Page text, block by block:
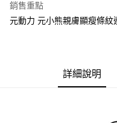
大哥付你分期
2.付款方式選擇「大哥付你分
流程，驗證手機門號後，選擇
【關於「AFTEE先享後付」】
銷售重點
元動力 元小熊親膚顯瘦條紋
詳細說明